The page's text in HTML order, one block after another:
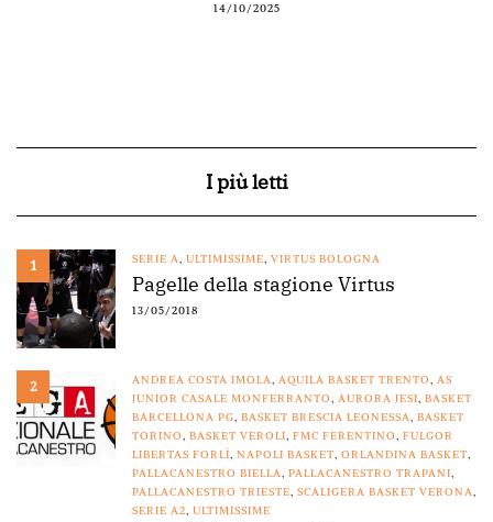
14/10/2025
I più letti
1 SERIE A, ULTIMISSIME, VIRTUS BOLOGNA
Pagelle della stagione Virtus
13/05/2018
2 ANDREA COSTA IMOLA, AQUILA BASKET TRENTO, AS
JUNIOR CASALE MONFERRANTO, AURORA JESI, BASKET
BARCELLONA PG, BASKET BRESCIA LEONESSA, BASKET
TORINO, BASKET VEROLI, FMC FERENTINO, FULGOR
LIBERTAS FORLÌ, NAPOLI BASKET, ORLANDINA BASKET,
PALLACANESTRO BIELLA, PALLACANESTRO TRAPANI,
PALLACANESTRO TRIESTE, SCALIGERA BASKET VERONA,
SERIE A2, ULTIMISSIME